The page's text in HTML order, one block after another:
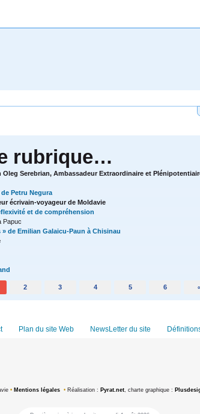
rubrique…
Serebrian, Ambassadeur Extraordinaire et
Petru Negura
écrivain-voyageur de Moldavie
et de compréhension
Papuc
de Emilian Galaicu-Paun à Chisinau
2 3 4 5 6
Plan du site Web NewsLetter du site
• Mentions légales • Réalisation : Pyrat.net, charte graphique :